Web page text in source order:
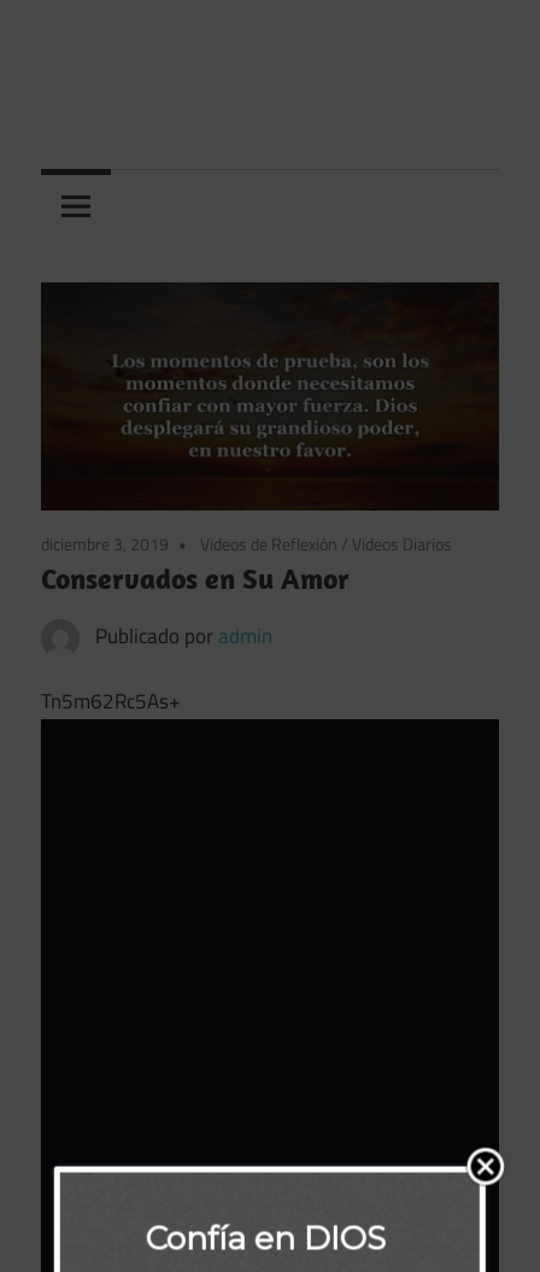
diciembre 3, 2019 Videos de Reflexión / Videos Diarios
Conservados en Su Amor
Publicado por admin
Tn5m62Rc5As+
Confía en DIOS